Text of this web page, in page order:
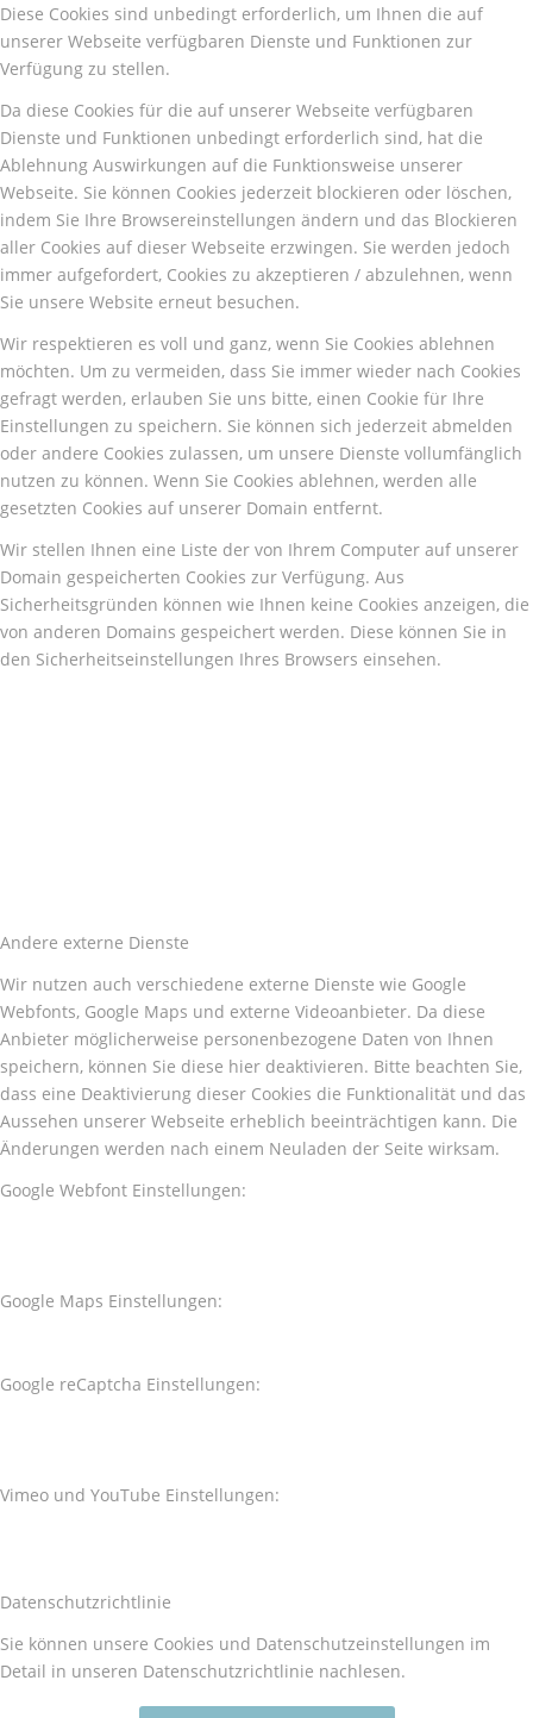
Diese Cookies sind unbedingt erforderlich, um Ihnen die auf
unserer Webseite verfügbaren Dienste und Funktionen zur
Verfügung zu stellen.
Da diese Cookies für die auf unserer Webseite verfügbaren
Dienste und Funktionen unbedingt erforderlich sind, hat die
Ablehnung Auswirkungen auf die Funktionsweise unserer
Webseite. Sie können Cookies jederzeit blockieren oder löschen,
indem Sie Ihre Browsereinstellungen ändern und das Blockieren
aller Cookies auf dieser Webseite erzwingen. Sie werden jedoch
immer aufgefordert, Cookies zu akzeptieren / abzulehnen, wenn
Sie unsere Website erneut besuchen.
Wir respektieren es voll und ganz, wenn Sie Cookies ablehnen
möchten. Um zu vermeiden, dass Sie immer wieder nach Cookies
gefragt werden, erlauben Sie uns bitte, einen Cookie für Ihre
Einstellungen zu speichern. Sie können sich jederzeit abmelden
oder andere Cookies zulassen, um unsere Dienste vollumfänglich
nutzen zu können. Wenn Sie Cookies ablehnen, werden alle
gesetzten Cookies auf unserer Domain entfernt.
Wir stellen Ihnen eine Liste der von Ihrem Computer auf unserer
Domain gespeicherten Cookies zur Verfügung. Aus
Sicherheitsgründen können wie Ihnen keine Cookies anzeigen, die
von anderen Domains gespeichert werden. Diese können Sie in
den Sicherheitseinstellungen Ihres Browsers einsehen.
Andere externe Dienste
Wir nutzen auch verschiedene externe Dienste wie Google
Webfonts, Google Maps und externe Videoanbieter. Da diese
Anbieter möglicherweise personenbezogene Daten von Ihnen
speichern, können Sie diese hier deaktivieren. Bitte beachten Sie,
dass eine Deaktivierung dieser Cookies die Funktionalität und das
Aussehen unserer Webseite erheblich beeinträchtigen kann. Die
Änderungen werden nach einem Neuladen der Seite wirksam.
Google Webfont Einstellungen:
Google Maps Einstellungen:
Google reCaptcha Einstellungen:
Vimeo und YouTube Einstellungen:
Datenschutzrichtlinie
Sie können unsere Cookies und Datenschutzeinstellungen im
Detail in unseren Datenschutzrichtlinie nachlesen.